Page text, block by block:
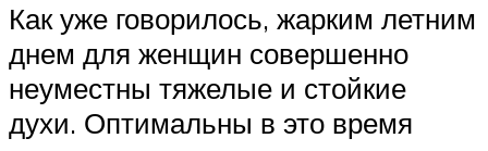
Как уже говорилось, жарким летним
днем для женщин совершенно
неуместны тяжелые и стойкие
духи. Оптимальны в это время